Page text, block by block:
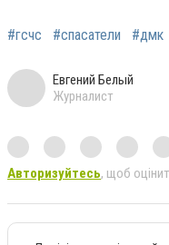
#гсчс #спасатели #дмк
Евгений Белый
Журналист
Авторизуйтесь, щоб